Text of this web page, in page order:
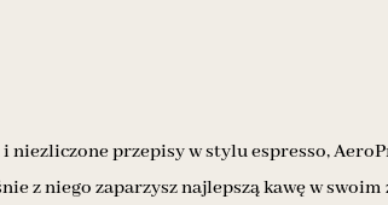
przepisy w stylu espresso,
z niego zaparzysz najlepszą kawę w swoim